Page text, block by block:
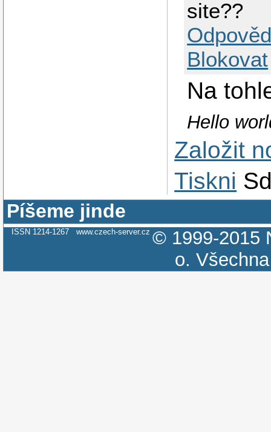
site??
Blokovat
Na
Hello
Založit
Tiskni
Píšeme jinde
ISSN 1214-1267 www.czech-server.cz © 1999-2015
o.